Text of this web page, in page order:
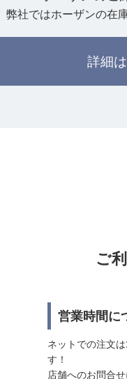
弊社ではホーザンの在
詳細
ご
営業時間に
ネットでの注文
す！
店舗へのお問合